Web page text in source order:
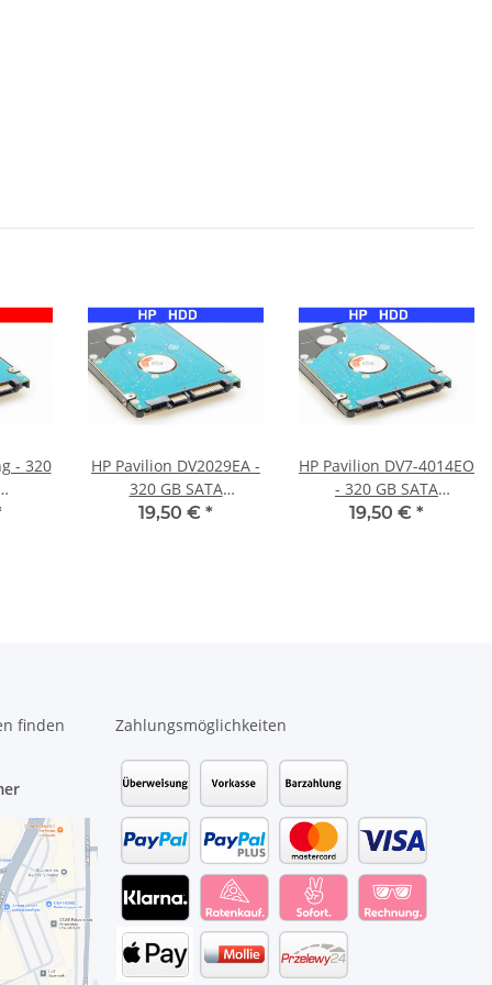
- 320
HP Pavilion DV2029EA -
320 GB SATA
HDD/Festplatte
19,50 € *
HP Pavilion DV7-4014EO
- 320 GB SATA
HDD/Festplatte
19,50 € *
finden
Zahlungsmöglichkeiten